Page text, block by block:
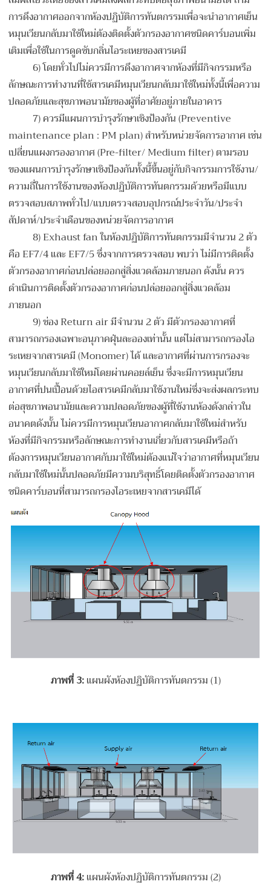
การดึงอากาศออกจากห้องปฏิบัติการทันตกรรมเพื่อจะนำอากาศเย็น
หมุนเวียนกลับมาใช้ใหม่ต้องติดตั้งตัวกรองอากาศชนิดคาร์บอนเพิ่ม
เติมเพื่อใช้ในการดูดซับกลิ่นไอระเหยของสารเคมี
6) โดยทั่วไปไม่ควรมีการดึงอากาศจากห้องที่มีกิจกรรมหรือ
ลักษณะการทำงานที่ใช้สารเคมีหมุนเวียนกลับมาใช้ใหม่ทั้งนี้เพื่อความ
ปลอดภัยและสุขภาพอนามัยของผู้ที่อาศัยอยู่ภายในอาคาร
7) ควรมีแผนการบำรุงรักษาเชิงป้องกัน (Preventive
maintenance plan : PM plan) สำหรับหน่วยจัดการอากาศ เช่น
เปลี่ยนแผงกรองอากาศ (Pre-filter/ Medium filter) ตามรอบ
ของแผนการบำรุงรักษาเชิงป้องกันทั้งนี้ขึ้นอยู่กับกิจกรรมการใช้งาน/
ความถี่ในการใช้งานของห้องปฏิบัติการทันตกรรมด้วยหรือมีแบบ
ตรวจสอบสภาพทั่วไป/แบบตรวจสอบอุปกรณ์ประจำวัน/ประจำ
สัปดาห์/ประจำเดือนของหน่วยจัดการอากาศ
8) Exhaust fan ในห้องปฏิบัติการทันตกรรมมีจำนวน 2 ตัว
คือ EF7/4 และ EF7/5 ซึ่งจากการตรวจสอบ พบว่า ไม่มีการติดตั้ง
ตัวกรองอากาศก่อนปล่อยออกสู่สิ่งแวดล้อมภายนอก ดังนั้น ควร
ดำเนินการติดตั้งตัวกรองอากาศก่อนปล่อยออกสู่สิ่งแวดล้อม
ภายนอก
9) ช่อง Return air มีจำนวน 2 ตัว มีตัวกรองอากาศที่
สามารถกรองเฉพาะอนุภาคฝุ่นละอองเท่านั้น แต่ไม่สามารถกรองไอ
ระเหยจากสารเคมี (Monomer) ได้ และอากาศที่ผ่านการกรองจะ
หมุนเวียนกลับมาใช้ใหม่โดยผ่านคอยล์เย็น ซึ่งจะมีการหมุนเวียน
อากาศที่ปนเปื้อนด้วยไอสารเคมีกลับมาใช้งานใหม่ซึ่งจะส่งผลกระทบ
ต่อสุขภาพอนามัยและความปลอดภัยของผู้ที่ใช้งานห้องดังกล่าวใน
อนาคตดังนั้น ไม่ควรมีการหมุนเวียนอากาศกลับมาใช้ใหม่สำหรับ
ห้องที่มีกิจกรรมหรือลักษณะการทำงานเกี่ยวกับสารเคมีหรือถ้า
ต้องการหมุนเวียนอากาศกับมาใช้ใหม่ต้องแน่ใจว่าอากาศที่หมุนเวียน
กลับมาใช้ใหม่นั้นปลอดภัยมีความบริสุทธิ์โดยติดตั้งตัวกรองอากาศ
ชนิดคาร์บอนที่สามารถกรองไอระเหยจากสารเคมีได้
ภาพที่3:แผนผังห้องปฏิบัติการทันตกรรม (1)
ภาพที่4:แผนผังห้องปฏิบัติการทันตกรรม (2)